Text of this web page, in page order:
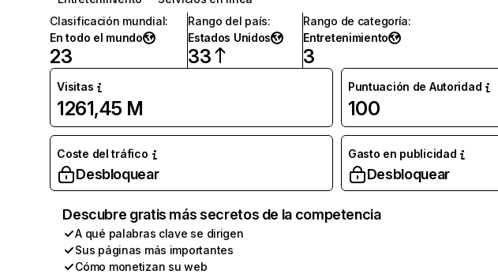
Clasificación mundial:
En todo el mundo
23
Rango del país:
Estados Unidos
33
Rango de categoría:
Entretenimiento
3
Visitas
1261,45 M
Puntuación de Autoridad
100
Coste del tráfico
Desbloquear
Gasto en publicidad
Desbloquear
Descubre gratis más secretos de la competencia
A qué palabras clave se dirigen
Sus páginas más importantes
Cómo monetizan su web